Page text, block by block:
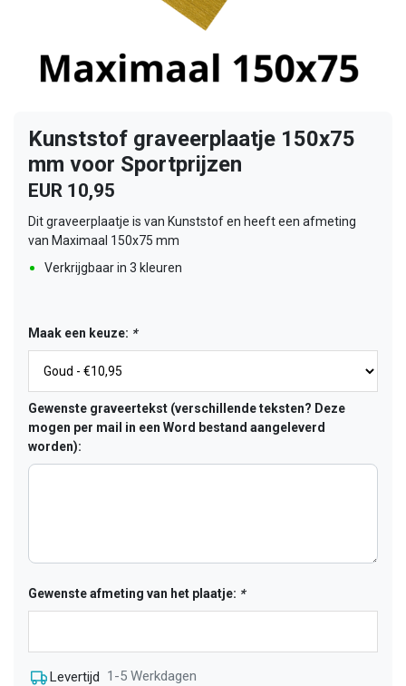
Kunststof graveerplaatje 150x75
mm voor Sportprijzen
EUR 10,95
Dit graveerplaatje is van Kunststof en heeft een afmeting
van Maximaal 150x75 mm
Verkrijgbaar in 3 kleuren
Maak een keuze: *
Gewenste graveertekst (verschillende teksten? Deze
mogen per mail in een Word bestand aangeleverd
worden):
Gewenste afmeting van het plaatje: *
Levertijd 1-5 Werkdagen